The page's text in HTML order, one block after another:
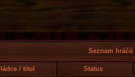
Seznam
/ titul
Status